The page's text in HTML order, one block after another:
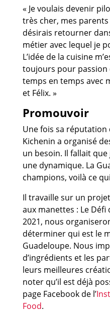
« Je voulais devenir
très cher, mes
désirais retourner
métier avec lequel je
L’idée de la cuisine
toujours pour passion
temps en temps avec
et Félix. »
Promouvoir
Une fois sa réputation
Kichenin a organisé
un besoin. Il fallait
une dynamique. La
champions, voilà ce
Il travaille sur un
aux manettes : Le
2021, nous
déterminer qui est le
Guadeloupe. Nous
d’ingrédients et les
leurs meilleures
noter qu’il est déjà
page Facebook de l’
Food.